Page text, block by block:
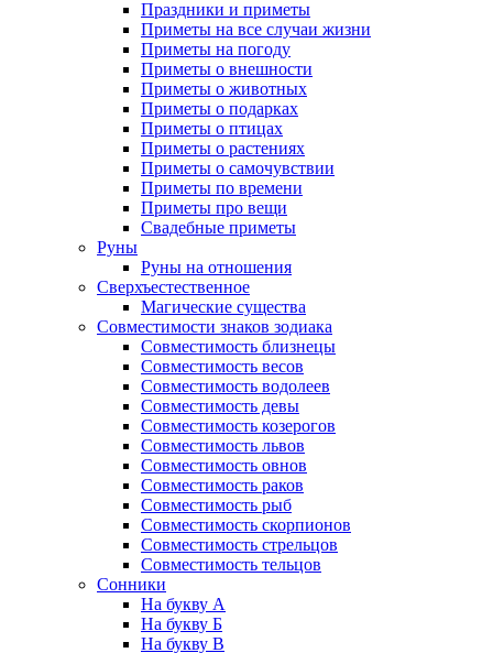
Праздники и приметы
Приметы на все случаи жизни
Приметы на погоду
Приметы о внешности
Приметы о животных
Приметы о подарках
Приметы о птицах
Приметы о растениях
Приметы о самочувствии
Приметы по времени
Приметы про вещи
Свадебные приметы
Руны
Руны на отношения
Сверхъестественное
Магические существа
Совместимости знаков зодиака
Совместимость близнецы
Совместимость весов
Совместимость водолеев
Совместимость девы
Совместимость козерогов
Совместимость львов
Совместимость овнов
Совместимость раков
Совместимость рыб
Совместимость скорпионов
Совместимость стрельцов
Совместимость тельцов
Сонники
На букву А
На букву Б
На букву В